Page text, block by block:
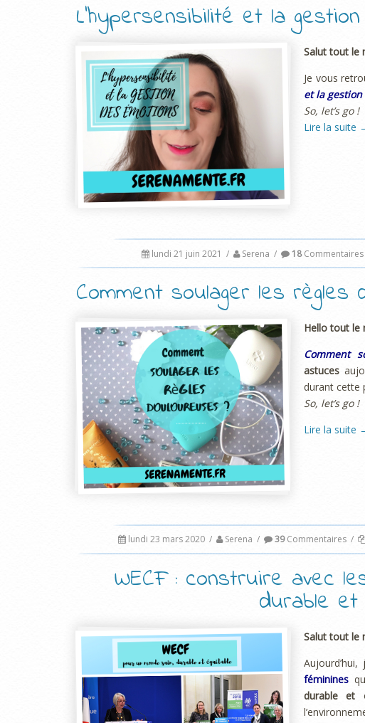
L’hypersensibilité et la
Salut tout le
Je vous
et la
So, let’s go !
Lire la suite
lundi 21 juin 2021 / Serena / 18Commentaires
Comment soulager les
Hello tout le
Comment
astuces
durant cette
So, let’s go !
Lire la suite
lundi 23 mars 2020 / Serena / 39Commentaires /
WECF : construire avec
durable et
Salut tout le
féminines
durable et